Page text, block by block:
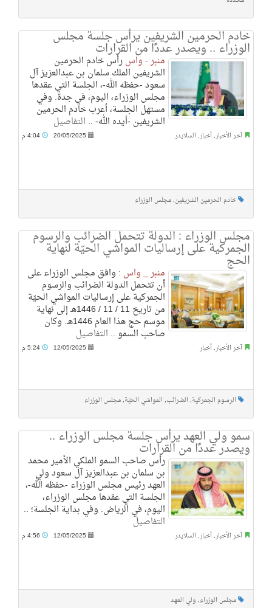
خادم الحرمين الشريفين يرأس جلسة مجلس
الوزراء .. ويصدر عددًا من القرارات
منبر - واسرأس خادم الحرمين
الشريفين الملك سلمان بن عبدالعزيز آل
سعود -حفظه الله-، الجلسة التي عقدها
مجلس الوزراء، اليوم، في جدة. وفي
مستهل الجلسة، أعرب خادم الحرمين
الشريفين -أيده الله- .. التفاصيل
آخر الأخبار, أخبار, السلايدر 20/05/2025
خادم الحرمين الشريفين, مجلس الوزراء
مجلس الوزراء : الدولة تتحمل الضرائب والرسوم
الجمركية على إرساليات المواشي الحيّة لنهاية
الحج
منبر _ واس : وافق مجلس الوزراء على
أن تتحمل الدولة الضرائب والرسوم
الجمركية على إرساليات المواشي الحيّة
من تاريخ 11 / 11 / 1446هـ إلى نهاية
موسم حج هذا العام 1446هـ. وكان
صاحب السمو .. التفاصيل
آخر الأخبار, أخبار 12/05/2025
الرسوم الجمركية, الضرائب, المواشي الحيّة, مجلس الوزراء
سمو ولي العهد يرأس جلسة مجلس الوزراء ..
ويصدر عددًا من القرارات
رأس صاحب السمو الملكي الأمير محمد
بن سلمان بن عبدالعزيز آل سعود ولي
العهد رئيس مجلس الوزراء -حفظه الله-،
الجلسة التي عقدها مجلس الوزراء،
اليوم، في الرياض. وفي بداية الجلسة؛ ..
التفاصيل
آخر الأخبار, أخبار, السلايدر 12/05/2025
مجلس الوزراء, ولي العهد